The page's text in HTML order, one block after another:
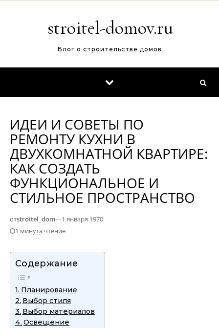
stroitel-domov.ru
Блог о строительстве домов
ИДЕИ И СОВЕТЫ ПО
РЕМОНТУ КУХНИ В
ДВУХКОМНАТНОЙ КВАРТИРЕ:
КАК СОЗДАТЬ
ФУНКЦИОНАЛЬНОЕ И
СТИЛЬНОЕ ПРОСТРАНСТВО
отstroitel_dom—1 января 1970
1 минута чтение
Содержание
Планирование
Выбор стиля
Выбор материалов
Освещение